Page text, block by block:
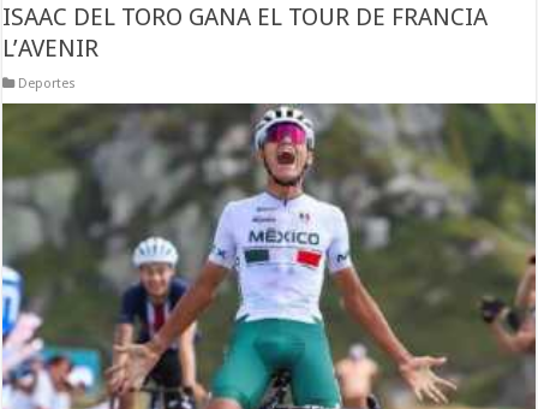
ISAAC DEL TORO GANA EL TOUR DE FRANCIA
L’AVENIR
Deportes